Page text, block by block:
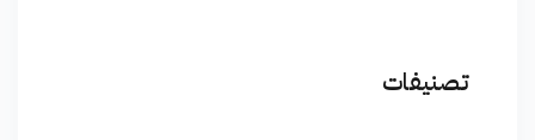
تصنيفات